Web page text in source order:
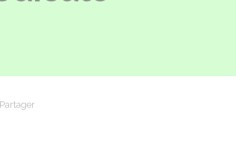
Partager